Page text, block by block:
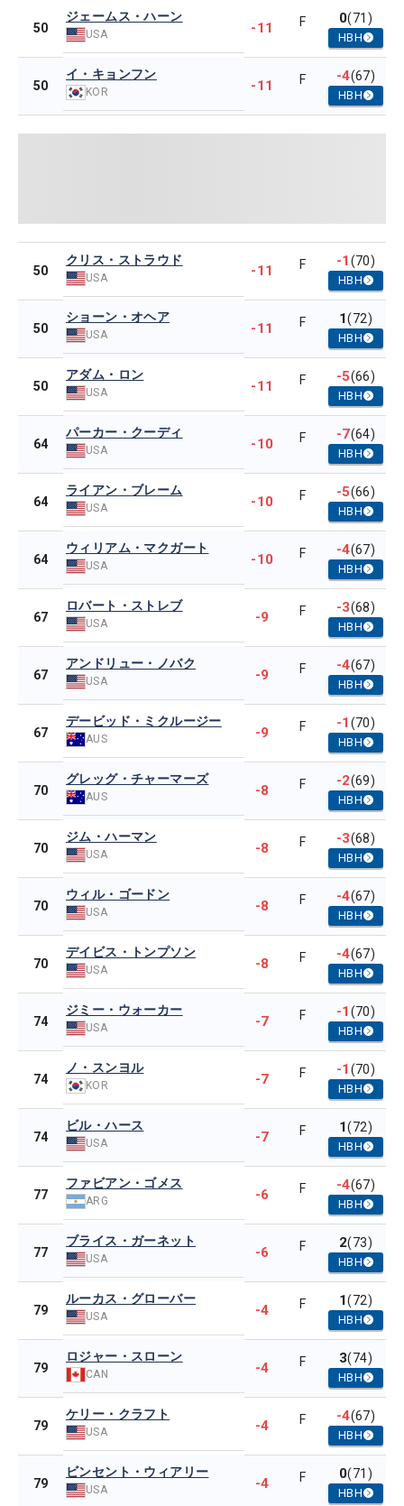
50
ジェームス・ハーン
USA -11 F 0(71)
HBH
50
イ・キョンフン
KOR -11 F -4(67)
HBH
50
クリス・ストラウド
USA -11 F -1(70)
HBH
50
ショーン・オヘア
USA -11 F 1(72)
HBH
50
アダム・ロン
USA -11 F -5(66)
HBH
64
パーカー・クーディ
USA -10 F -7(64)
HBH
64
ライアン・ブレーム
USA -10 F -5(66)
HBH
64
ウィリアム・マクガート
USA -10 F -4(67)
HBH
67
ロバート・ストレブ
USA -9 F -3(68)
HBH
67
アンドリュー・ノバク
USA -9 F -4(67)
HBH
67
デービッド・ミクルージー
AUS -9 F -1(70)
HBH
70
グレッグ・チャーマーズ
AUS -8 F -2(69)
HBH
70
ジム・ハーマン
USA -8 F -3(68)
HBH
70
ウィル・ゴードン
USA -8 F -4(67)
HBH
70
デイビス・トンプソン
USA -8 F -4(67)
HBH
74
ジミー・ウォーカー
USA -7 F -1(70)
HBH
74
ノ・スンヨル
KOR -7 F -1(70)
HBH
74
ビル・ハース
USA -7 F 1(72)
HBH
77
ファビアン・ゴメス
ARG -6 F -4(67)
HBH
77
ブライス・ガーネット
USA -6 F 2(73)
HBH
79
ルーカス・グローバー
USA -4 F 1(72)
HBH
79
ロジャー・スローン
CAN -4 F 3(74)
HBH
79
ケリー・クラフト
USA -4 F -4(67)
HBH
79
ビンセント・ウィアリー
USA -4 F 0(71)
HBH